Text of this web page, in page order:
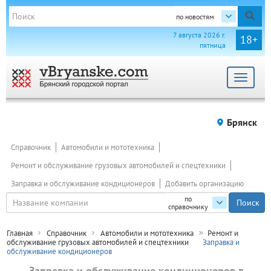
по новостям
18+
7 августа 2026 г.
пятница
Toggle
Брянск
по
справочнику
Справочник
Автомобили и мототехника
Ремонт и обслуживание грузовых автомобилей и спецтехники
Заправка и обслуживание кондиционеров
Добавить организацию
Главная Справочник Автомобили и мототехника
Ремонт и
обслуживание грузовых автомобилей и спецтехники
Заправка и
обслуживание кондиционеров